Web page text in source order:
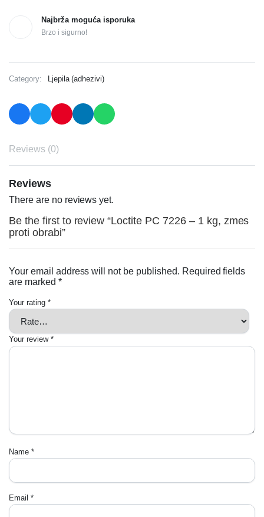
Najbrža moguća isporuka
Brzo i sigurno!
Category: Ljepila (adhezivi)
Reviews (0)
Reviews
There are no reviews yet.
Be the first to review “Loctite PC 7226 – 1 kg, zmes
proti obrabi”
Your email address will not be published. Required fields
are marked *
Your rating *
Your review *
Name *
Email *